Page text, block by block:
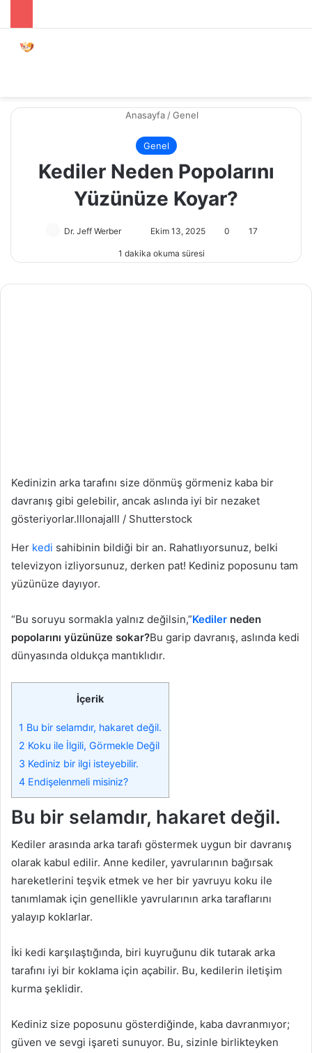
Anasayfa /Genel
Genel
Kediler Neden Popolarını
Yüzünüze Koyar?
Dr. Jeff Werber
posta
Ekim 13, 2025 0 17
1 dakika okuma süresi
Kedinizin arka tarafını size dönmüş görmeniz kaba bir
davranış gibi gelebilir, ancak aslında iyi bir nezaket
gösteriyorlar.lllonajalll / Shutterstock
Her kedi sahibinin bildiği bir an. Rahatlıyorsunuz, belki
televizyon izliyorsunuz, derken pat! Kediniz poposunu tam
yüzünüze dayıyor.
“Bu soruyu sormakla yalnız değilsin,”Kediler neden
popolarını yüzünüze sokar?Bu garip davranış, aslında kedi
dünyasında oldukça mantıklıdır.
İçerik
1 Bu bir selamdır, hakaret değil.
2 Koku ile İlgili, Görmekle Değil
3 Kediniz bir ilgi isteyebilir.
4 Endişelenmeli misiniz?
Bu bir selamdır, hakaret değil.
Kediler arasında arka tarafı göstermek uygun bir davranış
olarak kabul edilir. Anne kediler, yavrularının bağırsak
hareketlerini teşvik etmek ve her bir yavruyu koku ile
tanımlamak için genellikle yavrularının arka taraflarını
yalayıp koklarlar.
İki kedi karşılaştığında, biri kuyruğunu dik tutarak arka
tarafını iyi bir koklama için açabilir. Bu, kedilerin iletişim
kurma şeklidir.
Kediniz size poposunu gösterdiğinde, kaba davranmıyor;
güven ve sevgi işareti sunuyor. Bu, sizinle birlikteyken